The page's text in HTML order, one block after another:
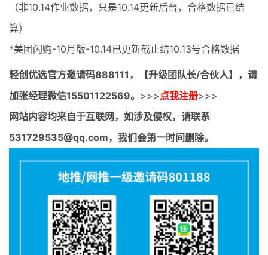
（非10.14作业数据，只是10.14更新后台，合格数据已结
算）
*美团闪购-10月版-10.14已更新截止结10.13号合格数据
轻创优选官方邀请码888111，【升级团队长/合伙人】，请
加张经理微信15501122569。 >>> 点我注册>>>
网站内容均来自于互联网，如涉及侵权，请联系
531729535@qq.com，我们会第一时间删除。